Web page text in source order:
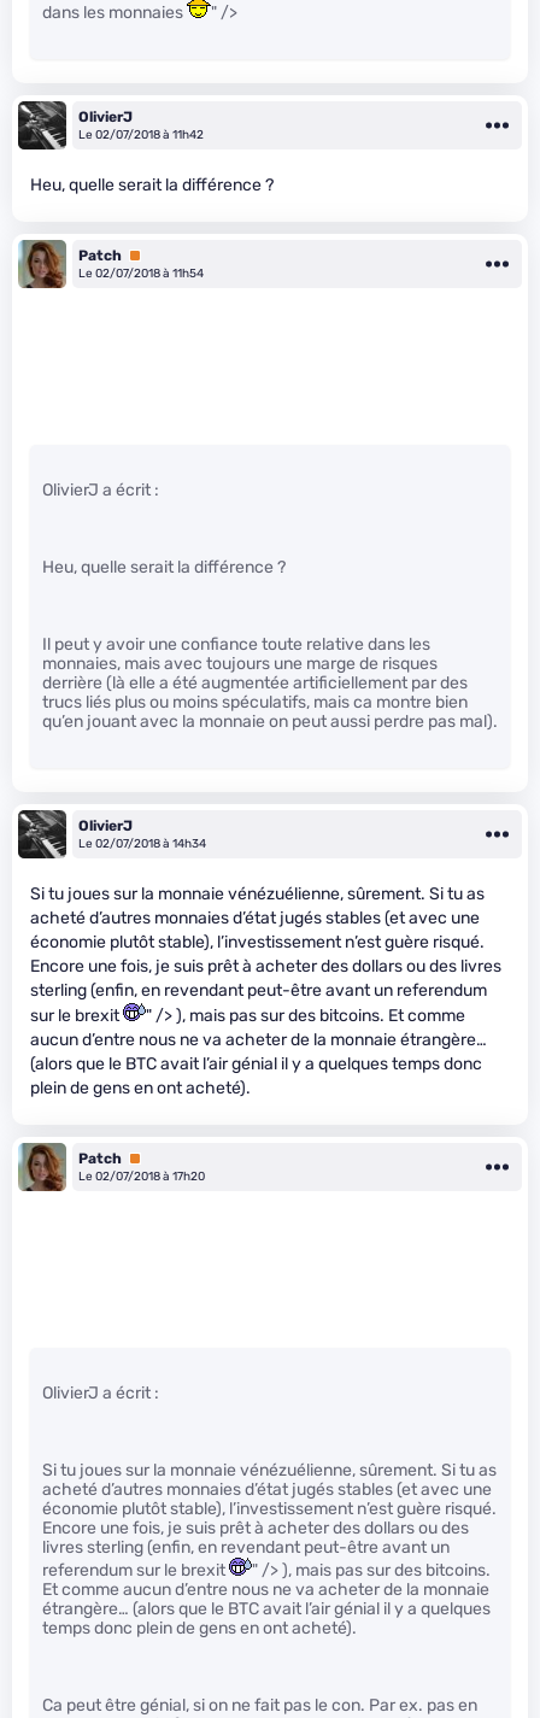
dans les monnaies
" />
OlivierJ
Le 02/07/2018 à 11h42
Heu, quelle serait la différence ?
Patch Premium
Le 02/07/2018 à 11h54
OlivierJ a écrit :
Heu, quelle serait la différence ?
Il peut y avoir une confiance toute relative dans les
monnaies, mais avec toujours une marge de risques
derrière (là elle a été augmentée artificiellement par des
trucs liés plus ou moins spéculatifs, mais ca montre bien
qu’en jouant avec la monnaie on peut aussi perdre pas mal).
OlivierJ
Le 02/07/2018 à 14h34
Si tu joues sur la monnaie vénézuélienne, sûrement. Si tu as
acheté d’autres monnaies d’état jugés stables (et avec une
économie plutôt stable), l’investissement n’est guère risqué.
Encore une fois, je suis prêt à acheter des dollars ou des livres
sterling (enfin, en revendant peut-être avant un referendum
sur le brexit
" /> ), mais pas sur des bitcoins. Et comme
aucun d’entre nous ne va acheter de la monnaie étrangère…
(alors que le BTC avait l’air génial il y a quelques temps donc
plein de gens en ont acheté).
Patch Premium
Le 02/07/2018 à 17h20
OlivierJ a écrit :
Si tu joues sur la monnaie vénézuélienne, sûrement. Si tu as
acheté d’autres monnaies d’état jugés stables (et avec une
économie plutôt stable), l’investissement n’est guère risqué.
Encore une fois, je suis prêt à acheter des dollars ou des
livres sterling (enfin, en revendant peut-être avant un
referendum sur le brexit
" /> ), mais pas sur des bitcoins.
Et comme aucun d’entre nous ne va acheter de la monnaie
étrangère… (alors que le BTC avait l’air génial il y a quelques
temps donc plein de gens en ont acheté).
Ca peut être génial, si on ne fait pas le con. Par ex. pas en